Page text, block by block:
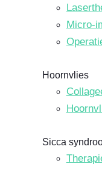
Micro-
Hoornvlies
Sicca